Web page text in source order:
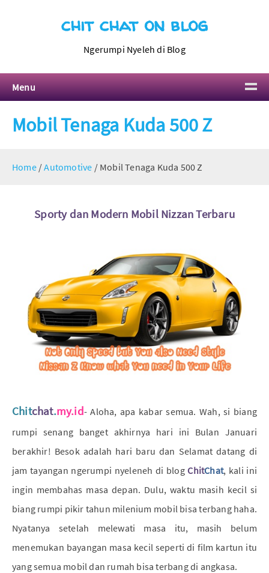
chit chat on blog
Ngerumpi Nyeleh di Blog
Menu
Mobil Tenaga Kuda 500 Z
Home /Automotive / Mobil Tenaga Kuda 500 Z
Sporty dan Modern Mobil Nizzan Terbaru
Chitchat.my.id- Aloha, apa kabar semua. Wah, si biang
rumpi senang banget akhirnya hari ini Bulan Januari
berakhir! Besok adalah hari baru dan Selamat datang di
jam tayangan ngerumpi nyeleneh di blogChitChat, kali ini
ingin membahas masa depan. Dulu, waktu masih kecil si
biang rumpi pikir tahun milenium mobil bisa terbang haha.
Nyatanya setelah melewati masa itu, masih belum
menemukan bayangan masa kecil seperti di film kartun itu
yang semua mobil dan rumah bisa terbang di angkasa.